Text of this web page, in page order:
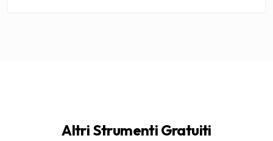
Altri Strumenti Gratuiti